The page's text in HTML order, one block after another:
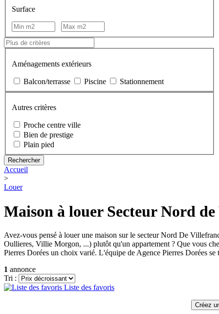
Surface
Aménagements extérieurs
Balcon/terrasse Piscine Stationnement
Autres critères
Proche centre ville
Bien de prestige
Plain pied
Accueil
>
Louer
Maison à louer Secteur Nord
Avez-vous pensé à louer une maison sur le secteur Nord De
Oullieres, Villie Morgon, ...) plutôt qu'un appartement ? Que vous
Pierres Dorées un choix varié. L'équipe de Agence Pierres Dorées
1 annonce
Tri :
Liste des favoris